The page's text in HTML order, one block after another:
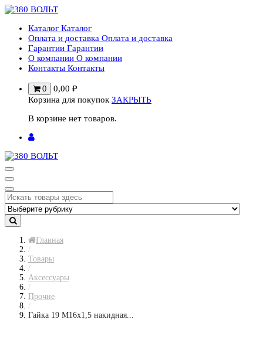
Перейти
содержимому
Каталог Каталог
Оплата и доставка Оплата и доставка
Гарантии Гарантии
О компании О компании
Контакты Контакты
0 0,00 ₽
Корзина для покупок ЗАКРЫТЬ
В корзине нет товаров.
Главная
/
Товары
/
Аксессуары
/
Прочие
/
Гайка 19 М16х1,5 накидная...